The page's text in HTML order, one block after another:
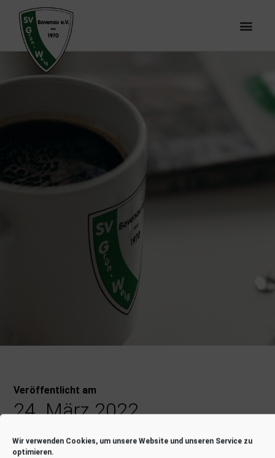
Wir verwenden Cookies, um unsere Website und unseren Service zu
optimieren.
Veröffentlicht am
24. März 2022